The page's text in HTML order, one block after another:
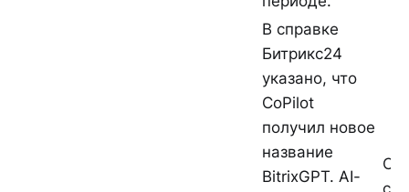
В справке
Битрикс24
указано, что
CoPilot
получил новое
название
BitrixGPT. AI-